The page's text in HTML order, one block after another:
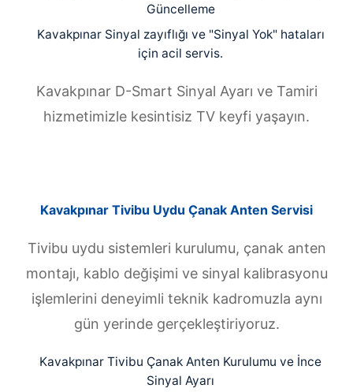
Güncelleme
Kavakpınar Sinyal zayıflığı ve "Sinyal Yok" hataları
için acil servis.
Kavakpınar D-Smart Sinyal Ayarı ve Tamiri
hizmetimizle kesintisiz TV keyfi yaşayın.
Kavakpınar Tivibu Uydu Çanak Anten Servisi
Tivibu uydu sistemleri kurulumu, çanak anten
montajı, kablo değişimi ve sinyal kalibrasyonu
işlemlerini deneyimli teknik kadromuzla aynı
gün yerinde gerçekleştiriyoruz.
Kavakpınar Tivibu Çanak Anten Kurulumu ve İnce
Sinyal Ayarı